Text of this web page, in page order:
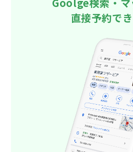
直接予約で